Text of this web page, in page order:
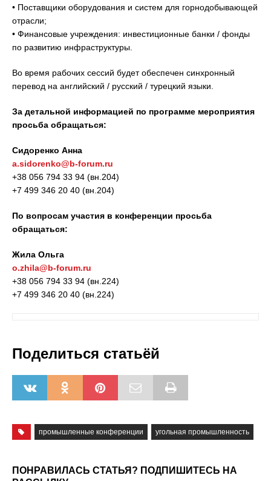
• Поставщики оборудования и систем для горнодобывающей
отрасли;
• Финансовые учреждения: инвестиционные банки / фонды
по развитию инфраструктуры.
Во время рабочих сессий будет обеспечен синхронный
перевод на английский / русский / турецкий языки.
За детальной информацией по программе мероприятия
просьба обращаться:
Сидоренко Анна
a.sidorenko@b-forum.ru
+38 056 794 33 94 (вн.204)
+7 499 346 20 40 (вн.204)
По вопросам участия в конференции просьба
обращаться:
Жила Ольга
o.zhila@b-forum.ru
+38 056 794 33 94 (вн.224)
+7 499 346 20 40 (вн.224)
Поделиться статьёй
промышленные конференции угольная промышленность
ПОНРАВИЛАСЬ СТАТЬЯ? ПОДПИШИТЕСЬ НА